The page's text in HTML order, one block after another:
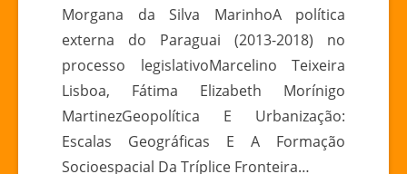
Morgana da Silva MarinhoA política
externa do Paraguai (2013-2018) no
processo legislativoMarcelino Teixeira
Lisboa, Fátima Elizabeth Morínigo
MartinezGeopolítica E Urbanização:
Escalas Geográficas E A Formação
Socioespacial Da Tríplice Fronteira…